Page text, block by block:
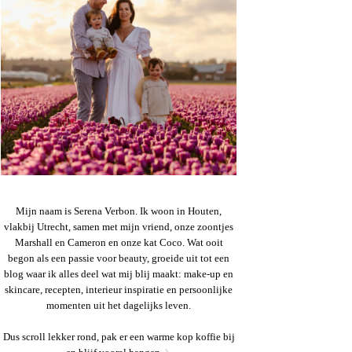
Mijn naam is Serena Verbon. Ik woon in Houten,
vlakbij Utrecht, samen met mijn vriend, onze zoontjes
Marshall en Cameron en onze kat Coco. Wat ooit
begon als een passie voor beauty, groeide uit tot een
blog waar ik alles deel wat mij blij maakt: make-up en
skincare, recepten, interieur inspiratie en persoonlijke
momenten uit het dagelijks leven.
Dus scroll lekker rond, pak er een warme kop koffie bij